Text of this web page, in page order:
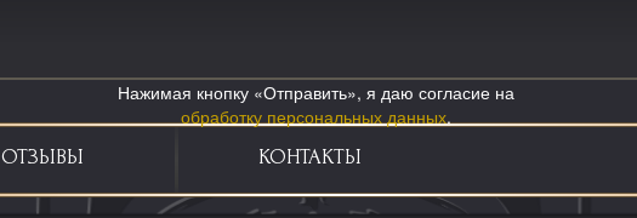
Нажимая кнопку «Отправить», я даю согласие на
обработку персональных данных.
ОТЗЫВЫ КОНТАКТЫ